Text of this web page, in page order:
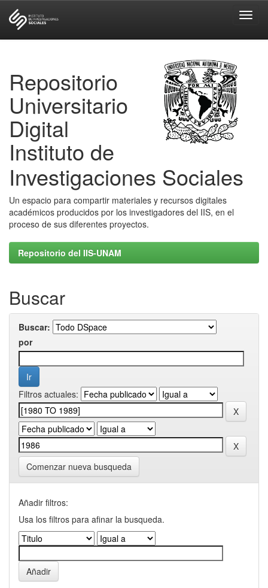
Repositorio
Universitario
Digital
Instituto de
Investigaciones Sociales
Un espacio para compartir materiales y recursos digitales
académicos producidos por los investigadores del IIS, en el
proceso de sus diferentes proyectos.
Repositorio del IIS-UNAM
Buscar
Buscar:
por
Filtros actuales:
Comenzar nueva busqueda
Añadir filtros:
Usa los filtros para afinar la busqueda.